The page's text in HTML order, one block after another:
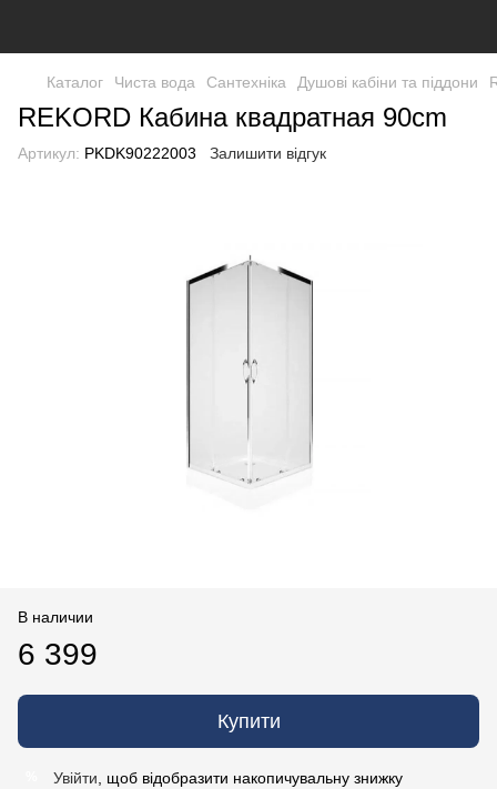
Каталог Чиста вода Сантехніка Душові кабіни та піддони
REKORD Кабина квадратная 90cm
Артикул: PKDK90222003 Залишити відгук
В наличии
6 399
Купити
Увійти , щоб відобразити накопичувальну знижку